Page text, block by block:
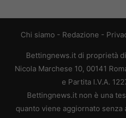
Chi siamo - Redazione -
Bettingnews.it di proprietà
Nicola Marchese 10, 00141
e Partita I.V.A.
Bettingnews.it non è una
quanto viene aggiornato senza